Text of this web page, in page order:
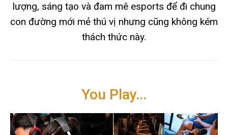
lượng, sáng tạo và đam mê esports để đi chung
con đường mới mẻ thú vị nhưng cũng không kém
thách thức này.
You Play...